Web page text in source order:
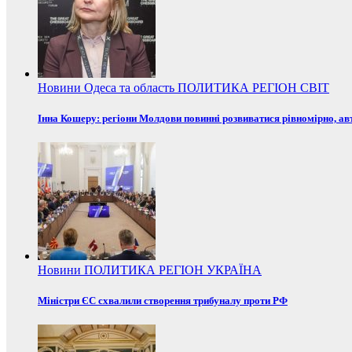
Новини Одеса та область ПОЛИТИКА РЕГІОН СВІТ
Інна Кошеру: регіони Молдови повинні розвиватися рівномірно,
Новини ПОЛИТИКА РЕГІОН УКРАЇНА
Міністри ЄС схвалили створення трибуналу проти РФ